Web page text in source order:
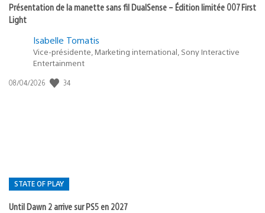
Présentation de la manette sans fil DualSense – Édition limitée 007 First
Light
Isabelle Tomatis
Vice-présidente, Marketing international, Sony Interactive
Entertainment
Date
08/04/2026 34
STATE OF PLAY
Until Dawn 2 arrive sur PS5 en 2027